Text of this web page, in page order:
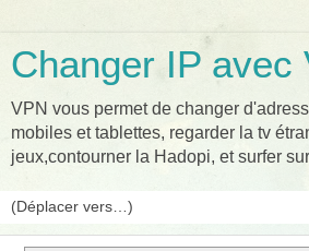
Changer IP avec
VPN vous permet de changer
mobiles et tablettes, regarder la tv
jeux,contourner la Hadopi, et surfer